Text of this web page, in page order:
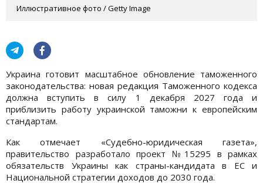
Иллюстративное фото / Getty Image
Украина готовит масштабное обновление таможенного
законодательства: новая редакция Таможенного кодекса
должна вступить в силу 1 декабря 2027 года и
приблизить работу украинской таможни к европейским
стандартам.
Как отмечает «Судебно-юридическая газета»,
правительство разработало проект №15295 в рамках
обязательств Украины как страны-кандидата в ЕС и
Национальной стратегии доходов до 2030 года.